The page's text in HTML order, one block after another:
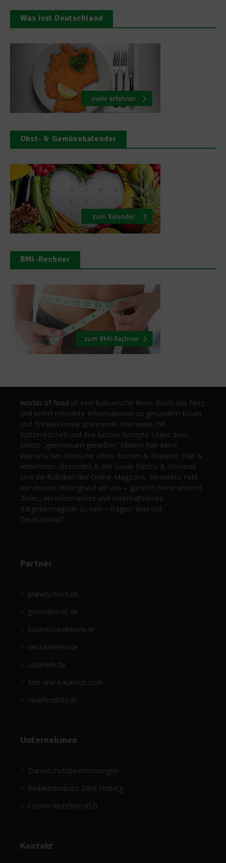
Was isst Deutschland
Obst- & Gemüsekalender
BMI-Rechner
worlds of food ist eine kulinarische Reise durch das Netz
und liefert relevante Informationen zu gesundem Essen
und Trinken sowie spannende Interviews mit
Spitzenköchen und ihre besten Rezepte. Unter dem
Motto „gemeinsam genießen“ bleiben hier keine
kulinarischen Wünsche offen. Kochen & Rezepte, Diät &
Abnehmen, Gesundes & Bio sowie Gastro & Gourmet
sind die Rubriken des Online-Magazins. Ein weites Feld,
vor dessen Hintergrund wir uns – ganz im Sinne unseres
Zieles, ein informatives und unterhaltsames
Ratgebermagazin zu sein – fragen: Was isst
Deutschland?
Partner
planetoftech.de
gesündernet.de
businessandmore.de
netzathleten.de
urbanlife.de
fast-and-luxurious.com
newfoodcity.de
Unternehmen
Datenschutzbestimmungen
Redaktionsbüro Derk Hoberg
Cookie-Richtlinie (EU)
Kontakt